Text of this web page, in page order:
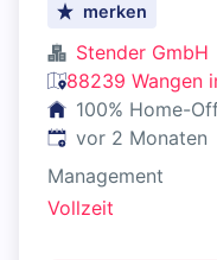
merken
Stender GmbH
88239 Wangen
100% Home-
Veröffentlicht:
vor 2 Monaten
Management
Vollzeit